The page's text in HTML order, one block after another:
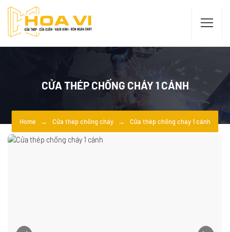
CỬA THÉP CHỐNG CHÁY 1 CÁNH
Home Cửa thép chống cháy Cửa thép chống cháy 1 cánh